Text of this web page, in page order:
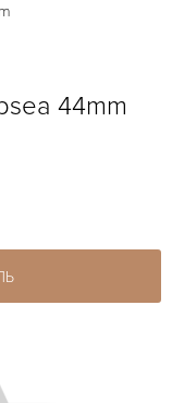
44mm